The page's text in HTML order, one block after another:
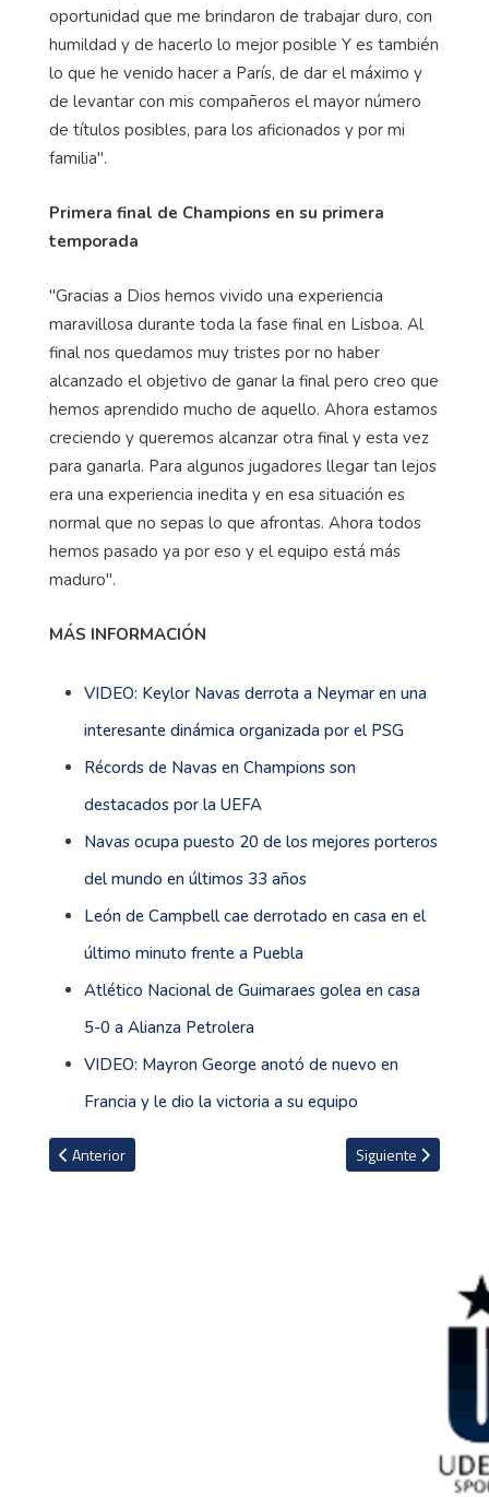
oportunidad que me brindaron de trabajar duro, con
humildad y de hacerlo lo mejor posible Y es también
lo que he venido hacer a París, de dar el máximo y
de levantar con mis compañeros el mayor número
de títulos posibles, para los aficionados y por mi
familia".
Primera final de Champions en su primera
temporada
"Gracias a Dios hemos vivido una experiencia
maravillosa durante toda la fase final en Lisboa. Al
final nos quedamos muy tristes por no haber
alcanzado el objetivo de ganar la final pero creo que
hemos aprendido mucho de aquello. Ahora estamos
creciendo y queremos alcanzar otra final y esta vez
para ganarla. Para algunos jugadores llegar tan lejos
era una experiencia inedita y en esa situación es
normal que no sepas lo que afrontas. Ahora todos
hemos pasado ya por eso y el equipo está más
maduro".
MÁS INFORMACIÓN
VIDEO: Keylor Navas derrota a Neymar en una
interesante dinámica organizada por el PSG
Récords de Navas en Champions son
destacados por la UEFA
Navas ocupa puesto 20 de los mejores porteros
del mundo en últimos 33 años
León de Campbell cae derrotado en casa en el
último minuto frente a Puebla
Atlético Nacional de Guimaraes golea en casa
5-0 a Alianza Petrolera
VIDEO: Mayron George anotó de nuevo en
Francia y le dio la victoria a su equipo
Artículo anterior: Felicio Brown entre los nominados a jugador del
Anterior Artículo siguiente:
Siguiente